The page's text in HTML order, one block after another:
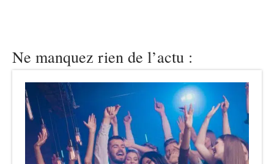
Ne manquez rien de l’actu :